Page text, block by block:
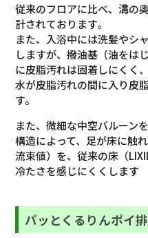
従来のフロアに比べ、溝の
計されております。
また、入浴中には洗髪やシ
しますが、撥油基（油をは
に皮脂汚れは固着しにくく
水が皮脂汚れの間に入り皮
す。
また、微細な中空バルーン
構造によって、足が床に触
流束値）を、従来の床（
冷たさを感じにくくします
パッとくるりんポイ